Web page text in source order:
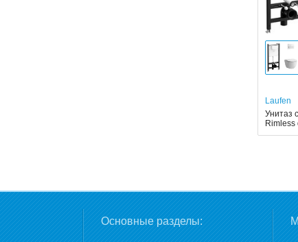
Laufen
Унитаз
Rimless
Основные разделы: